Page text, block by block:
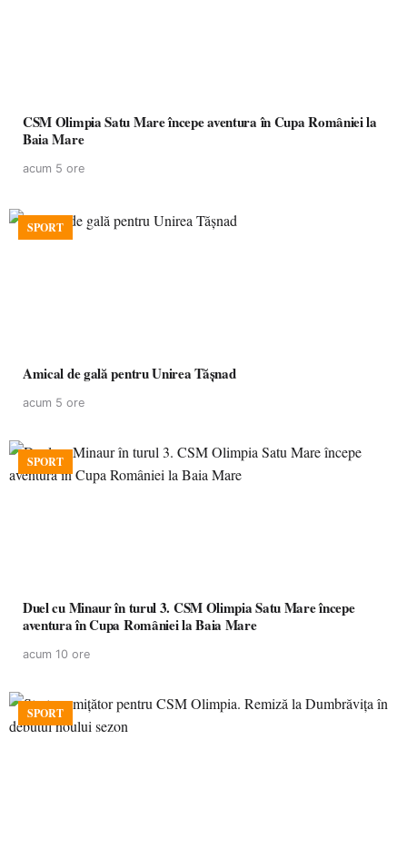
CSM Olimpia Satu Mare începe aventura în Cupa României la
Baia Mare
acum 5 ore
SPORT
Amical de gală pentru Unirea Tășnad
acum 5 ore
SPORT
Duel cu Minaur în turul 3. CSM Olimpia Satu Mare începe
aventura în Cupa României la Baia Mare
acum 10 ore
SPORT